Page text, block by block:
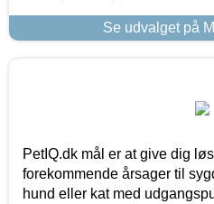
Se udvalget på
PetIQ.dk mål er at give dig
forekommende årsager til
hund eller kat med